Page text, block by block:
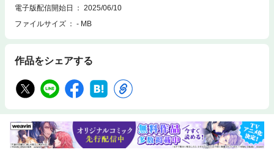
電子版配信開始日
2025/06/10
ファイルサイズ
- MB
作品をシェアする